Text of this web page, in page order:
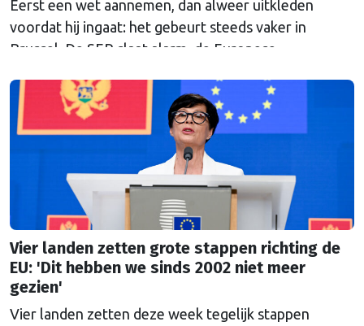
Eerst een wet aannemen, dan alweer uitkleden
voordat hij ingaat: het gebeurt steeds vaker in
Brussel. De SER slaat alarm, de Europese
wetten maakt?
Vier landen zetten grote stappen richting de
EU: 'Dit hebben we sinds 2002 niet meer
gezien'
Vier landen zetten deze week tegelijk stappen